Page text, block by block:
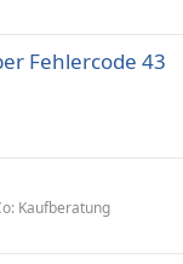
g
Fehlercode 43
Kaufberatung